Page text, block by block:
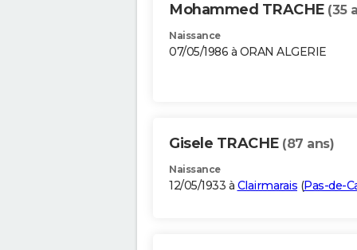
Mohammed TRACHE (35
Naissance
07/05/1986 à ORAN ALGERIE
Gisele TRACHE (87 ans)
Naissance
12/05/1933 à Clairmarais (Pas-de-